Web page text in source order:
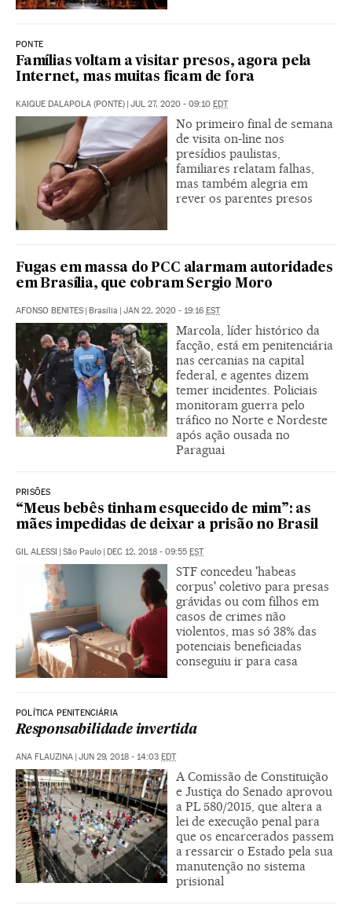
PONTE
Famílias voltam a visitar presos, agora pela
Internet, mas muitas ficam de fora
KAIQUE DALAPOLA (PONTE) JUL 27, 2020 - 09:10 EDT
No primeiro final de semana
de visita on-line nos
presídios paulistas,
familiares relatam falhas,
mas também alegria em
rever os parentes presos
Fugas em massa do PCC alarmam autoridades
em Brasília, que cobram Sergio Moro
AFONSO BENITES | Brasília | JAN 22, 2020 - 19:16 EST
Marcola, líder histórico da
facção, está em penitenciária
nas cercanias na capital
federal, e agentes dizem
temer incidentes. Policiais
monitoram guerra pelo
tráfico no Norte e Nordeste
após ação ousada no
Paraguai
PRISÕES
“Meus bebês tinham esquecido de mim”: as
mães impedidas de deixar a prisão no Brasil
GIL ALESSI | São Paulo | DEC 12, 2018 - 09:55 EST
STF concedeu 'habeas
corpus' coletivo para presas
grávidas ou com filhos em
casos de crimes não
violentos, mas só 38% das
potenciais beneficiadas
conseguiu ir para casa
POLÍTICA PENITENCIÁRIA
Responsabilidade invertida
ANA FLAUZINA | JUN 29, 2018 - 14:03 EDT
A Comissão de Constituição
e Justiça do Senado aprovou
a PL 580/2015, que altera a
lei de execução penal para
que os encarcerados passem
a ressarcir o Estado pela sua
manutenção no sistema
prisional